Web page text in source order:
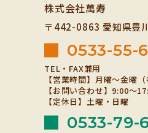
株式会社萬寿
〒442-0863 愛知県豊
0533-55-
TEL・FAX兼用
【営業時間】月曜～金曜
【お問い合わせ】9:00～
【定休日】土曜・日曜
0533-79-